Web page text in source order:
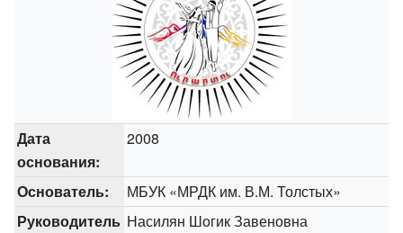
Дата
основания:
2008
Основатель:
МБУК «МРДК им. В.М. Толстых»
Руководитель Насилян Шогик Завеновна